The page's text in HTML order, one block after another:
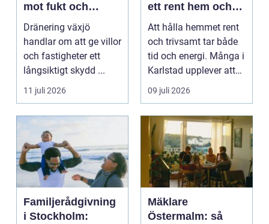
mot fukt och
vattenskador
Dränering växjö
handlar om att ge villor
och fastigheter ett
långsiktigt skydd ...
11 juli 2026
ett rent hem och
mer tid över
Att hålla hemmet rent
och trivsamt tar både
tid och energi. Många i
Karlstad upplever att
städningen...
09 juli 2026
Familjerådgivning
i Stockholm:
Mäklare
Östermalm: så